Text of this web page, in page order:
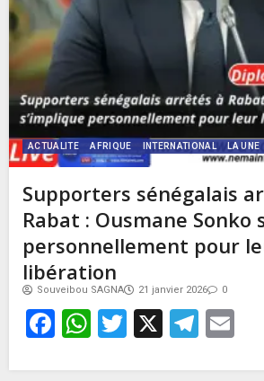
ACTUALITE AFRIQUE INTERNATIONAL LA UNE
Supporters sénégalais
Rabat : Ousmane Sonko
personnellement pour
libération
Souveibou SAGNA 21 janvier 2026 0
Facebook
WhatsApp
Twitter
X